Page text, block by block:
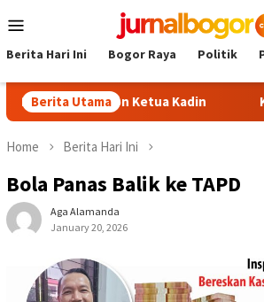
to
Menu
Berita Hari Ini Bogor Raya Politik
Berita Utama
Calon Ketua Kadin Komunitas
Home Berita Hari Ini
Bola Panas Balik ke TAPD
Aga Alamanda
January 20, 2026